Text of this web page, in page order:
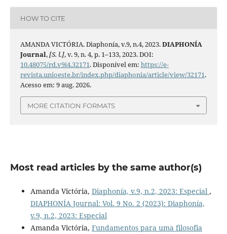
HOW TO CITE
AMANDA VICTÓRIA. Diaphonía, v.9, n.4, 2023.DIAPHONÍA
Journal,[S. l.], v. 9, n. 4, p. 1–133, 2023. DOI:
10.48075/rd.v9i4.32171. Disponível em: https://e-
revista.unioeste.br/index.php/diaphonia/article/view/32171.
Acesso em: 9 aug. 2026.
MORE CITATION FORMATS
Most read articles by the same author(s)
Amanda Victória, Diaphonía, v.9, n.2, 2023: Especial ,
DIAPHONÍA Journal: Vol. 9 No. 2 (2023): Diaphonía,
v.9, n.2, 2023: Especial
Amanda Victória, Fundamentos para uma filosofia